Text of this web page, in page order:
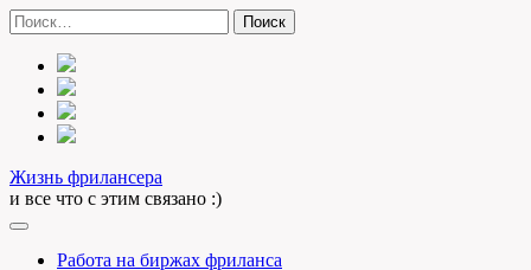
Skip
to
content
Найти:
Жизнь фрилансера
и все что с этим связано :)
Работа на биржах фриланса